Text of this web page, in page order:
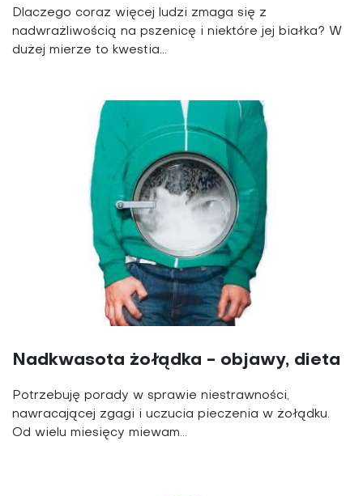
Dlaczego coraz więcej ludzi zmaga się z
nadwrażliwością na pszenicę i niektóre jej białka? W
dużej mierze to kwestia...
Nadkwasota żołądka - objawy, dieta
Potrzebuję porady w sprawie niestrawności,
nawracającej zgagi i uczucia pieczenia w żołądku.
Od wielu miesięcy miewam...